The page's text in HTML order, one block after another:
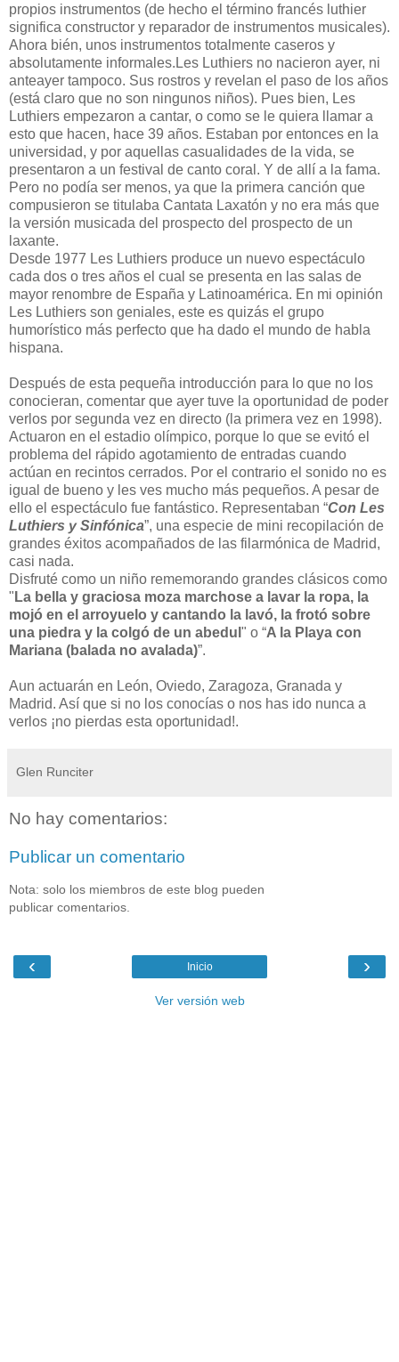
propios instrumentos (de hecho el término francés luthier
significa constructor y reparador de instrumentos musicales).
Ahora bién, unos instrumentos totalmente caseros y
absolutamente informales.Les Luthiers no nacieron ayer, ni
anteayer tampoco. Sus rostros y revelan el paso de los años
(está claro que no son ningunos niños). Pues bien, Les
Luthiers empezaron a cantar, o como se le quiera llamar a
esto que hacen, hace 39 años. Estaban por entonces en la
universidad, y por aquellas casualidades de la vida, se
presentaron a un festival de canto coral. Y de allí a la fama.
Pero no podía ser menos, ya que la primera canción que
compusieron se titulaba Cantata Laxatón y no era más que
la versión musicada del prospecto del prospecto de un
laxante.
Desde 1977 Les Luthiers produce un nuevo espectáculo
cada dos o tres años el cual se presenta en las salas de
mayor renombre de España y Latinoamérica. En mi opinión
Les Luthiers son geniales, este es quizás el grupo
humorístico más perfecto que ha dado el mundo de habla
hispana.
Después de esta pequeña introducción para lo que no los
conocieran, comentar que ayer tuve la oportunidad de poder
verlos por segunda vez en directo (la primera vez en 1998).
Actuaron en el estadio olímpico, porque lo que se evitó el
problema del rápido agotamiento de entradas cuando
actúan en recintos cerrados. Por el contrario el sonido no es
igual de bueno y les ves mucho más pequeños. A pesar de
ello el espectáculo fue fantástico. Representaban “Con Les
Luthiers y Sinfónica”, una especie de mini recopilación de
grandes éxitos acompañados de las filarmónica de Madrid,
casi nada.
Disfruté como un niño rememorando grandes clásicos como
" La bella y graciosa moza marchose a lavar la ropa, la
mojó en el arroyuelo y cantando la lavó, la frotó sobre
una piedra y la colgó de un abedul " o “A la Playa con
Mariana (balada no avalada)”.
Aun actuarán en León, Oviedo, Zaragoza, Granada y
Madrid. Así que si no los conocías o nos has ido nunca a
verlos ¡no pierdas esta oportunidad!.
Glen Runciter
No hay comentarios:
Publicar un comentario
Nota: solo los miembros de este blog pueden
publicar comentarios.
‹ ›
Inicio
Ver versión web